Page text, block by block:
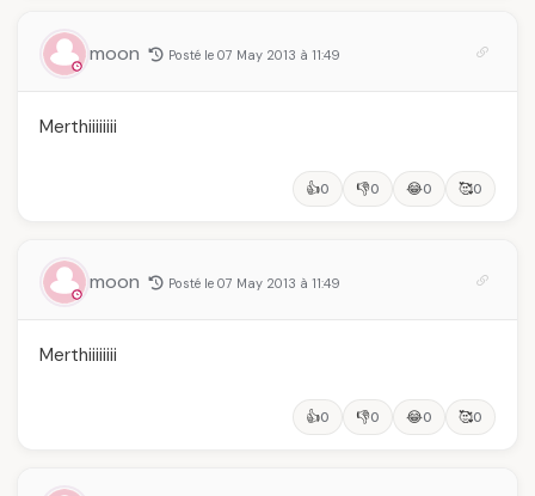
moon Posté le 07 May 2013 à 11:49
Merthiiiiiiii
👍0 👎0 😂0 🥰0
moon Posté le 07 May 2013 à 11:49
Merthiiiiiiii
👍0 👎0 😂0 🥰0